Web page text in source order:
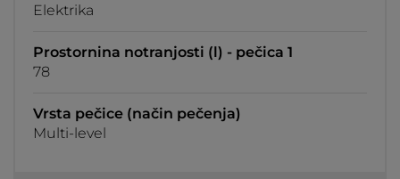
Elektrika
Prostornina notranjosti (l) - pečica 1
78
Vrsta pečice (način pečenja)
Multi-level